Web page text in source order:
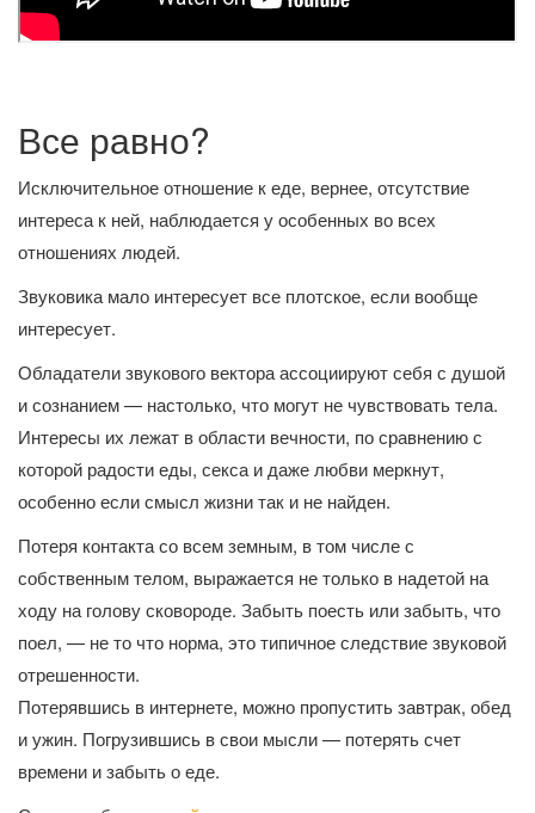
Все равно?
Исключительное отношение к еде, вернее, отсутствие
интереса к ней, наблюдается у особенных во всех
отношениях людей.
Звуковика мало интересует все плотское, если вообще
интересует.
Обладатели звукового вектора ассоциируют себя с душой
и сознанием — настолько, что могут не чувствовать тела.
Интересы их лежат в области вечности, по сравнению с
которой радости еды, секса и даже любви меркнут,
особенно если смысл жизни так и не найден.
Потеря контакта со всем земным, в том числе с
собственным телом, выражается не только в надетой на
ходу на голову сковороде. Забыть поесть или забыть, что
поел, — не то что норма, это типичное следствие звуковой
отрешенности.
Потерявшись в интернете, можно пропустить завтрак, обед
и ужин. Погрузившись в свои мысли — потерять счет
времени и забыть о еде.